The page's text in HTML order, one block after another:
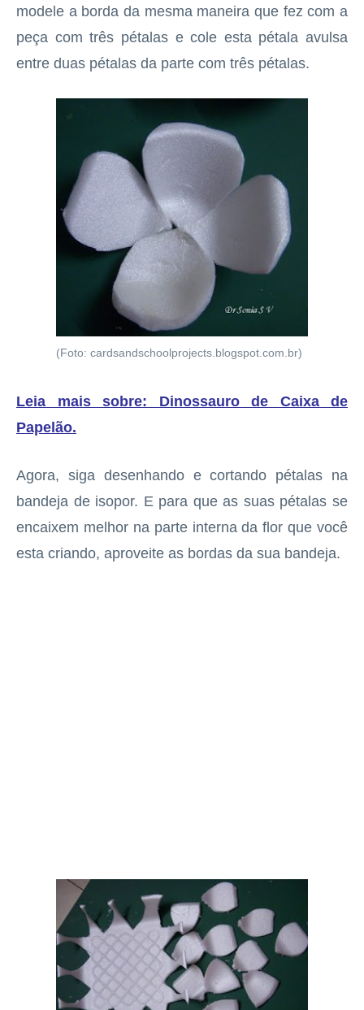
modele a borda da mesma maneira que fez com a
peça com três pétalas e cole esta pétala avulsa
entre duas pétalas da parte com três pétalas.
(Foto: cardsandschoolprojects.blogspot.com.br)
Leia mais sobre: Dinossauro de Caixa de
Papelão.
Agora, siga desenhando e cortando pétalas na
bandeja de isopor. E para que as suas pétalas se
encaixem melhor na parte interna da flor que você
esta criando, aproveite as bordas da sua bandeja.